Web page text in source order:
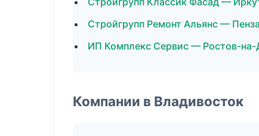
Стройгрупп Ремонт Альянс — Пенза
ИП Комплекс Сервис — Ростов-на-
Компании в Владивосток